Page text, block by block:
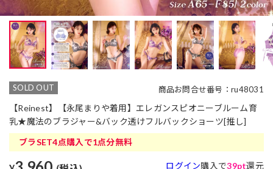
SOLD OUT 商品お問合せ番号：ru48031
【Reinest】【永尾まりや着用】エレガンスピオニーブルーム育
乳★魔法のブラジャー&バック透けフルバックショーツ[推し]
ブラSET4点購入で1点分無料
ログイン購入で39pt還元